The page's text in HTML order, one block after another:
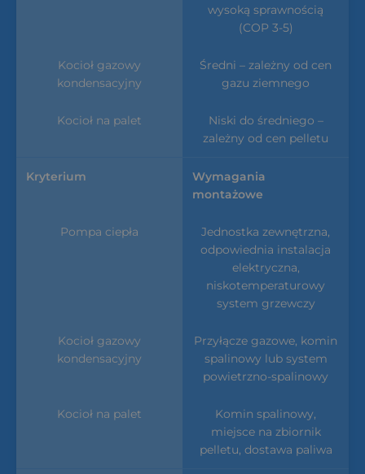
wysoką sprawnością
(COP 3-5)
Średni – zależny od cen
gazu ziemnego
Niski do średniego –
zależny od cen pelletu
Wymagania
montażowe
Jednostka zewnętrzna,
odpowiednia instalacja
elektryczna,
niskotemperaturowy
system grzewczy
Przyłącze gazowe, komin
spalinowy lub system
powietrzno-spalinowy
Komin spalinowy,
miejsce na zbiornik
pelletu, dostawa paliwa